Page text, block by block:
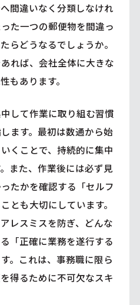
間違いなく分類しなけれ
た一つの郵便物を間違っ
らどうなるでしょうか。
れば、会社全体に大きな
もあります。
して作業に取り組む習慣
ます。最初は数通から始
くことで、持続的に集中
また、作業後には必ず見
たかを確認する「セルフ
とも大切にしています。
レスミスを防ぎ、どんな
「正確に業務を遂行する
。これは、事務職に限ら
得るために不可欠なスキ